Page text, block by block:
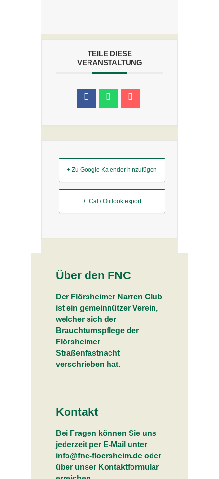
TEILE DIESE
VERANSTALTUNG
+ Zu Google Kalender hinzufügen
+ iCal / Outlook export
Über den FNC
Der Flörsheimer Narren Club
ist ein gemeinnützer Verein,
welcher sich der
Brauchtumspflege der
Flörsheimer
Straßenfastnacht
verschrieben hat.
Kontakt
Bei Fragen können Sie uns
jederzeit per E-Mail unter
info@fnc-floersheim.de oder
über unser Kontaktformular